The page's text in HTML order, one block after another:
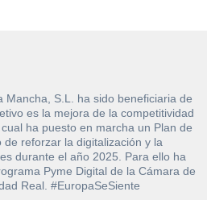
Mancha, S.L. ha sido beneficiaria de
es la mejora de la competitividad
ha puesto en marcha un Plan de
de reforzar la digitalización y la
durante el año 2025. Para ello ha
Pyme Digital de la Cámara de
Real. #EuropaSeSiente